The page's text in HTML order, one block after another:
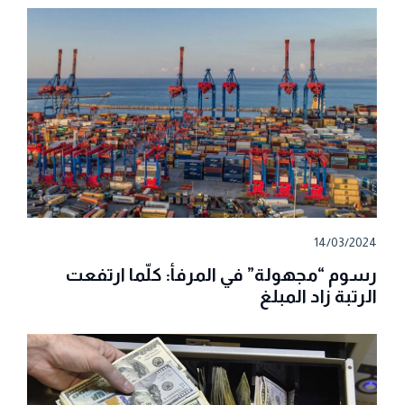
14/03/2024
رسوم “مجهولة” في المرفأ: كلّما ارتفعت
الرتبة زاد المبلغ